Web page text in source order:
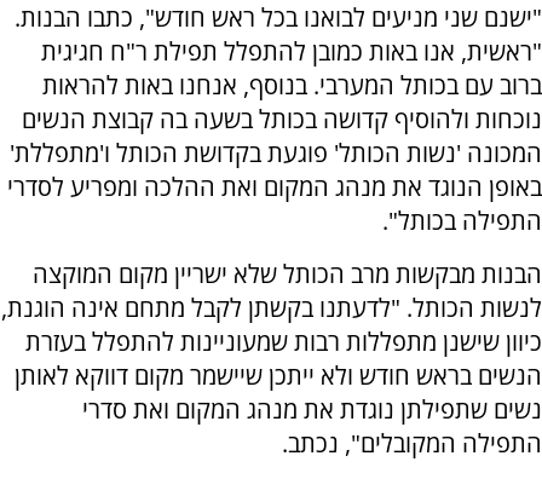
"ישנם שני מניעים לבואנו בכל ראש חודש", כתבו הבנות.
"ראשית, אנו באות כמובן להתפלל תפילת ר"ח חגיגית
ברוב עם בכותל המערבי. בנוסף, אנחנו באות להראות
נוכחות ולהוסיף קדושה בכותל בשעה בה קבוצת הנשים
המכונה 'נשות הכותל' פוגעת בקדושת הכותל ו'מתפללת'
באופן הנוגד את מנהג המקום ואת ההלכה ומפריע לסדרי
התפילה בכותל".
הבנות מבקשות מרב הכותל שלא ישריין מקום המוקצה
לנשות הכותל. "לדעתנו בקשתן לקבל מתחם אינה הוגנת,
כיוון שישנן מתפללות רבות שמעוניינות להתפלל בעזרת
הנשים בראש חודש ולא ייתכן שיישמר מקום דווקא לאותן
נשים שתפילתן נוגדת את מנהג המקום ואת סדרי
התפילה המקובלים", נכתב.